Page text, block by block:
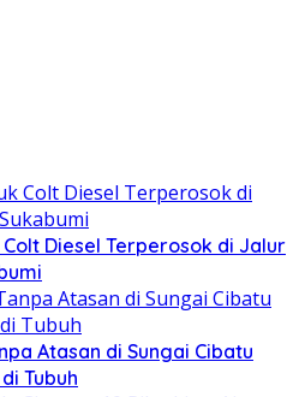
Diesel Terperosok di Jalur
Atasan di Sungai Cibatu
Tubuh